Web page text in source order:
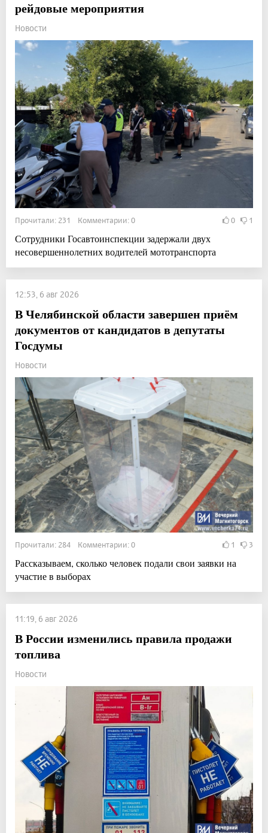
рейдовые мероприятия
Новости
Прочитали: 231 Комментарии: 0 0 1
Сотрудники Госавтоинспекции задержали двух
несовершеннолетних водителей мототранспорта
12:53, 6 авг 2026
В Челябинской области завершен приём
документов от кандидатов в депутаты
Госдумы
Новости
Прочитали: 284 Комментарии: 0 1 3
Рассказываем, сколько человек подали свои заявки на
участие в выборах
11:19, 6 авг 2026
В России изменились правила продажи
топлива
Новости